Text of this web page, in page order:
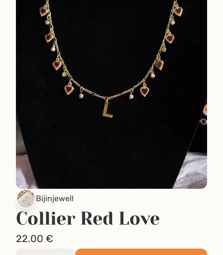
Bijinjewell
Collier Red Love
22.00 €